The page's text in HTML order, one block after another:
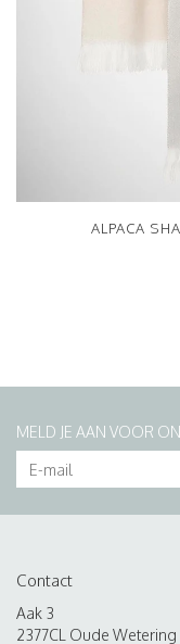
ALPACA
MELD JE AAN VOOR
Contact
Aak 3
2377CL Oude Wetering